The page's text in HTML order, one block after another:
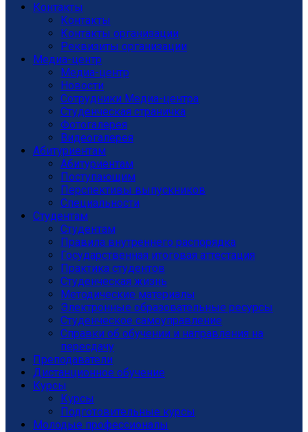
Контакты
Контакты
Контакты организации
Реквизиты организации
Медиа-центр
Медиа-центр
Новости
Сотрудники Медиа-центра
Студенческая страничка
Фотогалерея
Видеогалерея
Абитуриентам
Абитуриентам
Поступающим
Перспективы выпускников
Специальности
Студентам
Студентам
Правила внутреннего распорядка
Государственная итоговая аттестация
Практика студентов
Студенческая жизнь
Методические материалы
Электронные образовательные ресурсы
Студенческое самоуправление
Справки об обучении и направления на
пересдачу
Преподаватели
Дистанционное обучение
Курсы
Курсы
Подготовительные курсы
Молодые профессионалы